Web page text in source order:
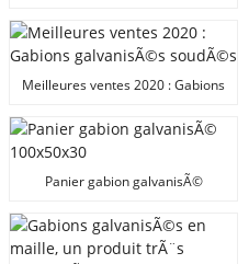
Meilleures ventes 2020 : Gabions
Panier gabion galvanisÃ©